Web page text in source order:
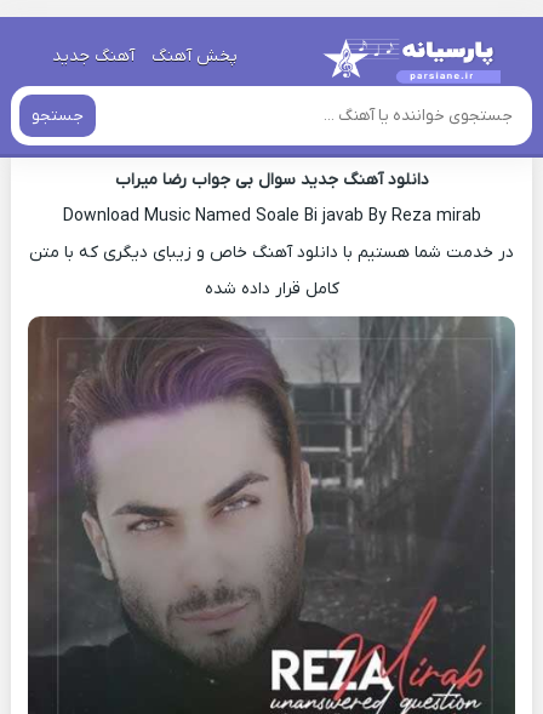
پخش آهنگ آهنگ جدید
جستجو
خانه » دانلود آهنگ جدید
اهنگ رضا میراب سوال بی جواب جدید
دانلود آهنگ جدید سوال بی جواب رضا میراب
Download Music Named Soale Bi javab By Reza mirab
در خدمت شما هستیم با دانلود آهنگ خاص و زیبای دیگری که با متن
کامل قرار داده شده